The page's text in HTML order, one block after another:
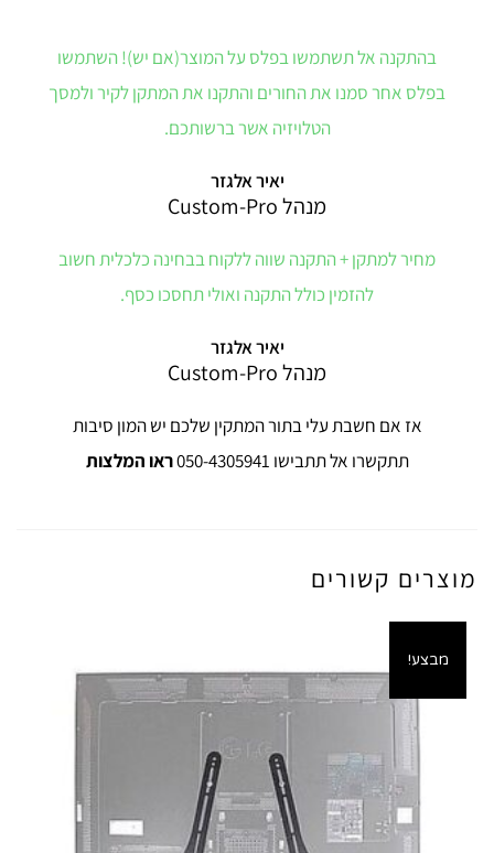
בהתקנה אל תשתמשו בפלס על המוצר(אם יש)! השתמשו
בפלס אחר סמנו את החורים והתקנו את המתקן לקיר ולמסך
הטלויזיה אשר ברשותכם.
יאיר אלגזר
מנהל Custom-Pro
מחיר למתקן + התקנה שווה ללקוח בבחינה כלכלית חשוב
להזמין כולל התקנה ואולי תחסכו כסף.
יאיר אלגזר
מנהל Custom-Pro
אז אם חשבת עלי בתור המתקין שלכם יש המון סיבות
תתקשרו אל תתבישו 050-4305941
ראו המלצות
מוצרים קשורים
מבצע!